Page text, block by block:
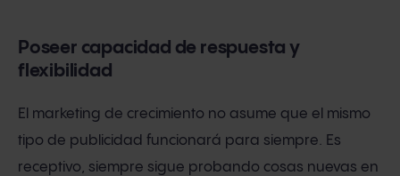
Poseer capacidad de respuesta y
flexibilidad
El marketing de crecimiento no asume que el mismo
tipo de publicidad funcionará para siempre. Es
receptivo, siempre sigue probando cosas nuevas en